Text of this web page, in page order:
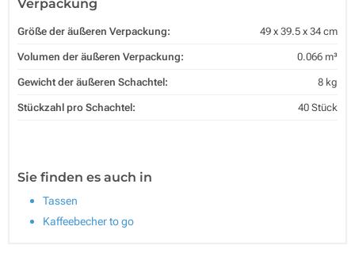
Verpackung
Größe der äußeren Verpackung: 49 x 39.5 x 34 cm
Volumen der äußeren Verpackung: 0.066 m³
Gewicht der äußeren Schachtel: 8 kg
Stückzahl pro Schachtel: 40 Stück
Sie finden es auch in
Tassen
Kaffeebecher to go